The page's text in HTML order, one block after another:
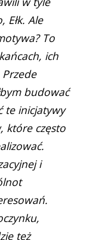
Ełk. Ale
To
ich
budować
te inicjatywy
które często
i
też